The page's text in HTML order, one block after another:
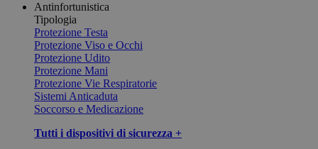
Antinfortunistica
Tipologia
Protezione Testa
Protezione Viso e Occhi
Protezione Udito
Protezione Mani
Protezione Vie Respiratorie
Sistemi Anticaduta
Soccorso e Medicazione
Tutti i dispositivi di sicurezza +